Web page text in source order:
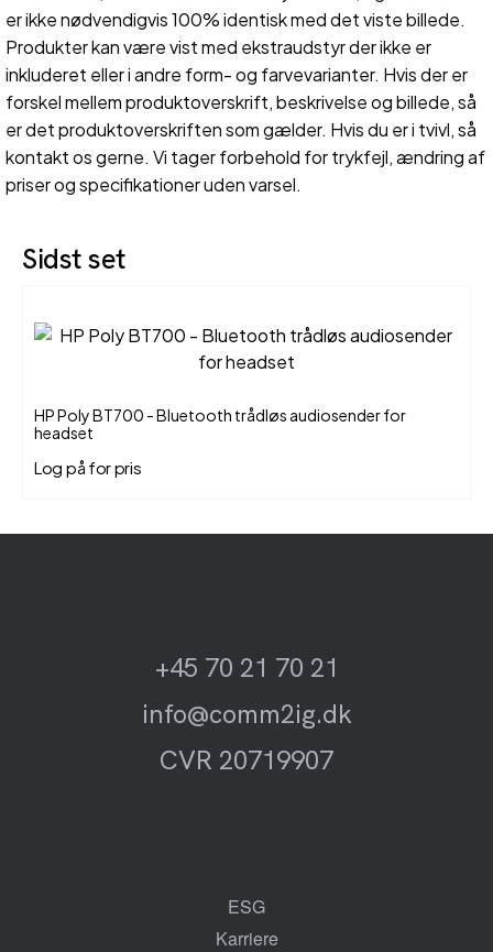
er ikke nødvendigvis 100% identisk med det viste billede.
Produkter kan være vist med ekstraudstyr der ikke er
inkluderet eller i andre form- og farvevarianter. Hvis der er
forskel mellem produktoverskrift, beskrivelse og billede, så
er det produktoverskriften som gælder. Hvis du er i tvivl, så
kontakt os gerne. Vi tager forbehold for trykfejl, ændring af
priser og specifikationer uden varsel.
Sidst set
HP Poly BT700 - Bluetooth trådløs audiosender for
headset
Log på for pris
+45 70 21 70 21
info@comm2ig.dk
CVR 20719907
ESG
Karriere